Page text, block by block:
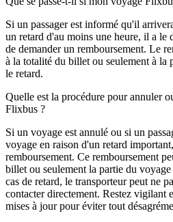
Si un passager est informé qu'il
un retard d'au moins une heure, il a le
de demander un remboursement. Le
à la totalité du billet ou seulement à la
le retard.
Quelle est la procédure pour annuler
Flixbus ?
Si un voyage est annulé ou si un
voyage en raison d'un retard
remboursement. Ce remboursement
billet ou seulement la partie du
cas de retard, le transporteur peut ne
contacter directement. Restez vigilant
mises à jour pour éviter tout